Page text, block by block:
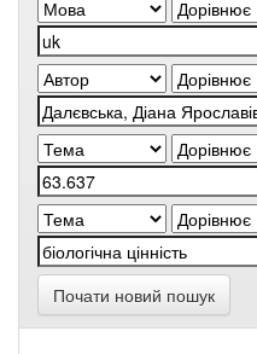
Почати новий пошук